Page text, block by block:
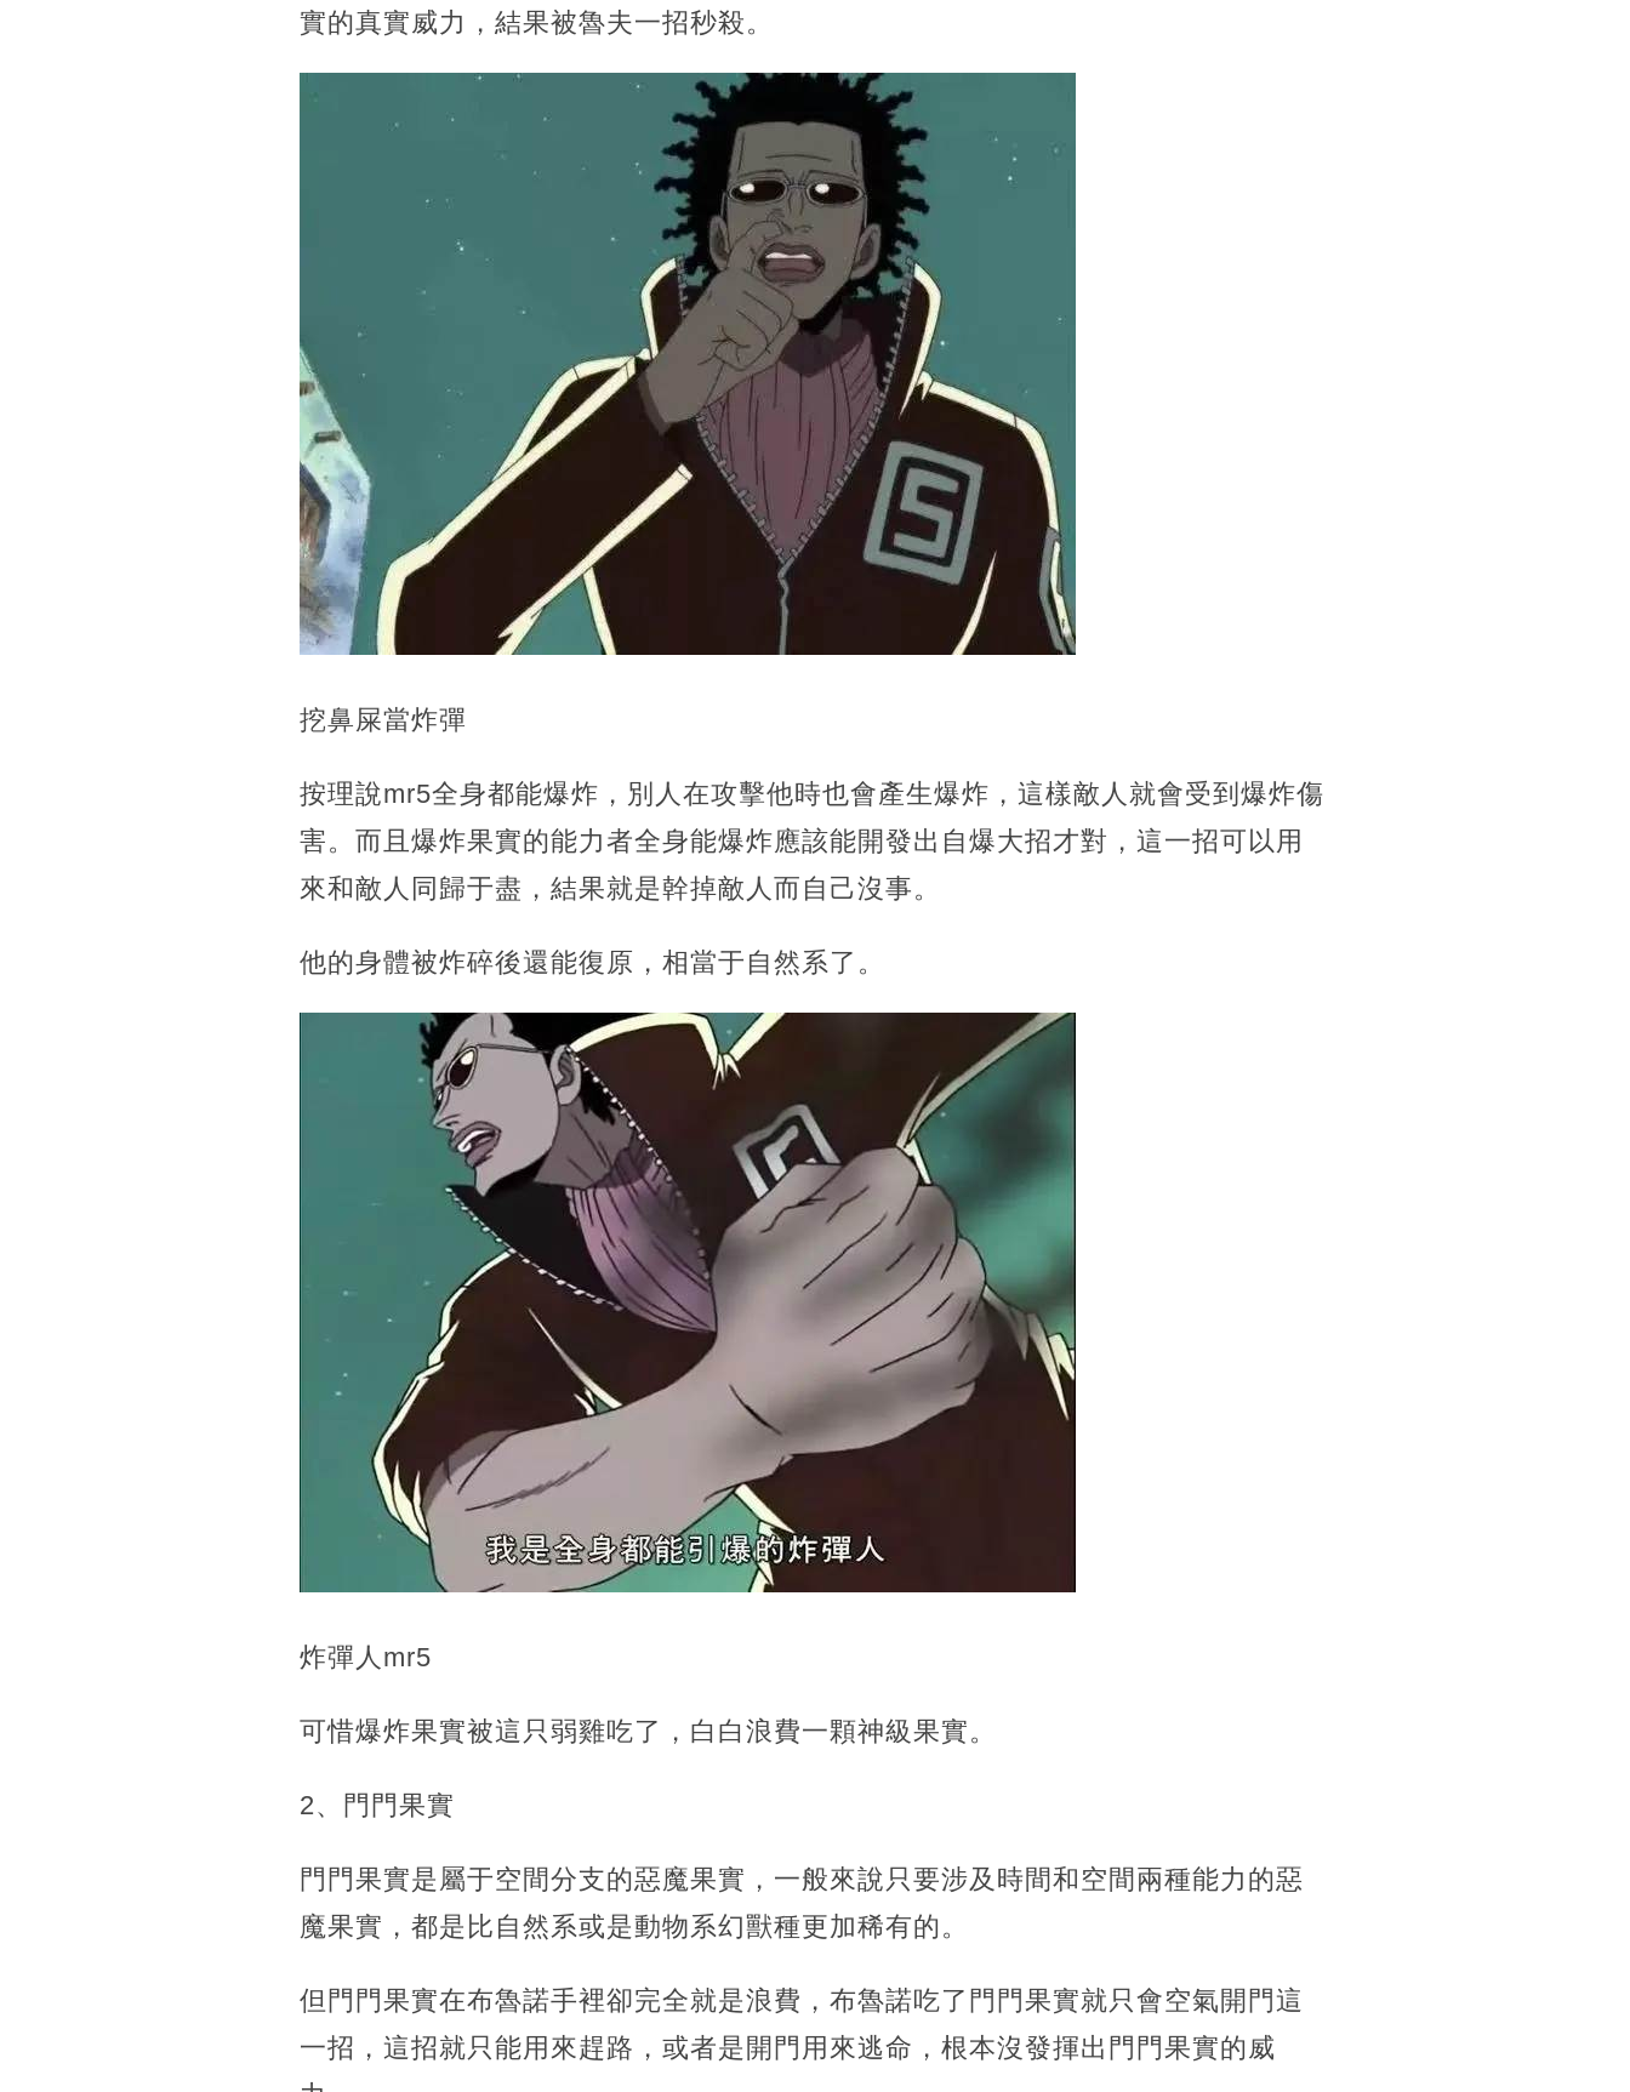
實的真實威力，結果被魯夫一招秒殺。
挖鼻屎當炸彈
按理說mr5全身都能爆炸，別人在攻擊他時也會產生爆炸，這樣敵人就會受到爆炸傷
害。而且爆炸果實的能力者全身能爆炸應該能開發出自爆大招才對，這一招可以用
來和敵人同歸于盡，結果就是幹掉敵人而自己沒事。
他的身體被炸碎後還能復原，相當于自然系了。
炸彈人mr5
可惜爆炸果實被這只弱雞吃了，白白浪費一顆神級果實。
2、門門果實
門門果實是屬于空間分支的惡魔果實，一般來說只要涉及時間和空間兩種能力的惡
魔果實，都是比自然系或是動物系幻獸種更加稀有的。
但門門果實在布魯諾手裡卻完全就是浪費，布魯諾吃了門門果實就只會空氣開門這
一招，這招就只能用來趕路，或者是開門用來逃命，根本沒發揮出門門果實的威